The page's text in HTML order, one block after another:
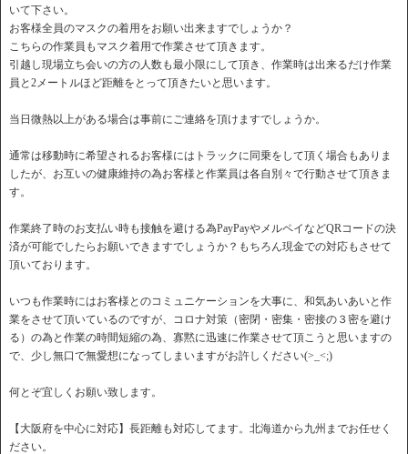
いて下さい。
お客様全員のマスクの着用をお願い出来ますでしょうか？
こちらの作業員もマスク着用で作業させて頂きます。
引越し現場立ち会いの方の人数も最小限にして頂き、作業時は出来るだけ作業
員と2メートルほど距離をとって頂きたいと思います。
当日微熱以上がある場合は事前にご連絡を頂けますでしょうか。
通常は移動時に希望されるお客様にはトラックに同乗をして頂く場合もありま
したが、お互いの健康維持の為お客様と作業員は各自別々で行動させて頂きま
す。
作業終了時のお支払い時も接触を避ける為PayPayやメルペイなどQRコードの決
済が可能でしたらお願いできますでしょうか？もちろん現金での対応もさせて
頂いております。
いつも作業時にはお客様とのコミュニケーションを大事に、和気あいあいと作
業をさせて頂いているのですが、コロナ対策（密閉・密集・密接の３密を避け
る）の為と作業の時間短縮の為、寡黙に迅速に作業させて頂こうと思いますの
で、少し無口で無愛想になってしまいますがお許しください(>_<;)
何とぞ宜しくお願い致します。
【大阪府を中心に対応】長距離も対応してます。北海道から九州までお任せく
ださい。